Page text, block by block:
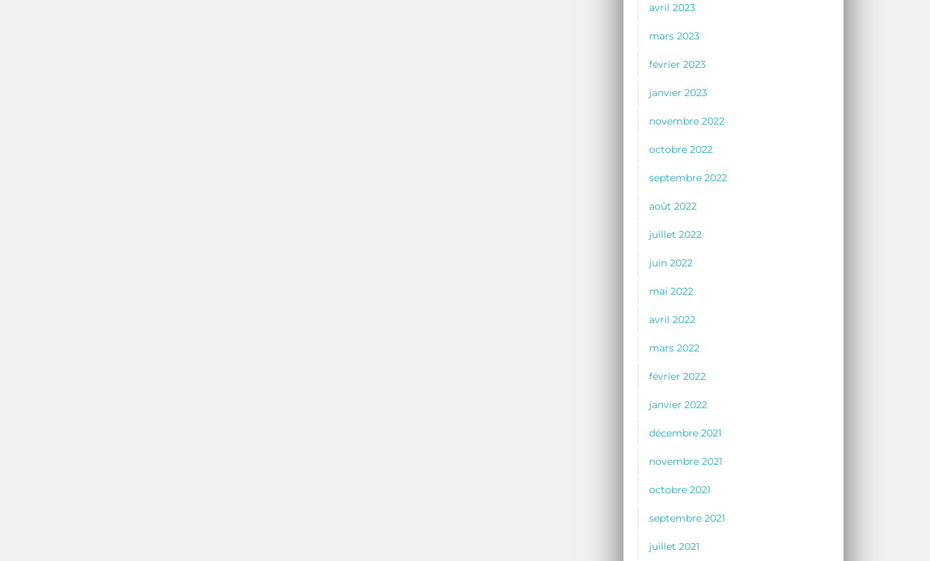
avril 2023
mars 2023
février 2023
janvier 2023
novembre 2022
octobre 2022
septembre 2022
août 2022
juillet 2022
juin 2022
mai 2022
avril 2022
mars 2022
février 2022
janvier 2022
décembre 2021
novembre 2021
octobre 2021
septembre 2021
juillet 2021